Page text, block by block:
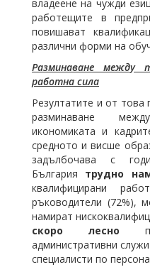
владеене на чужди
работещите в
повишават
различни форми на
Разминаване между
работна сила
Резултатите и от това
разминаване
икономиката и
средното и висше
задълбочава с
България трудно
квалифицирани
ръководители (72%),
намират
скоро лесно
административни
специалисти по